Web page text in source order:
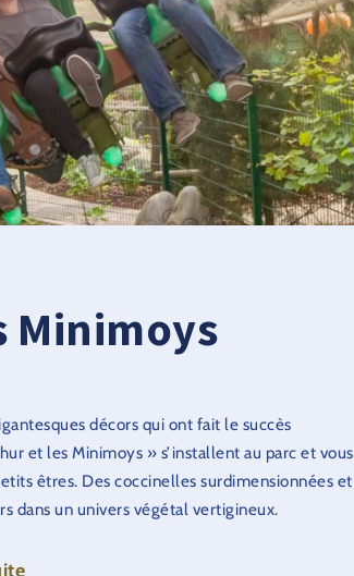
Minimoys
décors qui ont fait le succès
et les Minimoys » s’installent au parc et vous
êtres. Des coccinelles surdimensionnées et
dans un univers végétal vertigineux.
mais un tour décoiffant à bord du grand huit